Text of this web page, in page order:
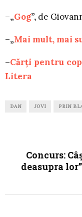
–„Gog”, de
–„Mai mult, mai
–Cărţi pentru
Litera
DAN JOVI PRIN
Concurs:
deasupra